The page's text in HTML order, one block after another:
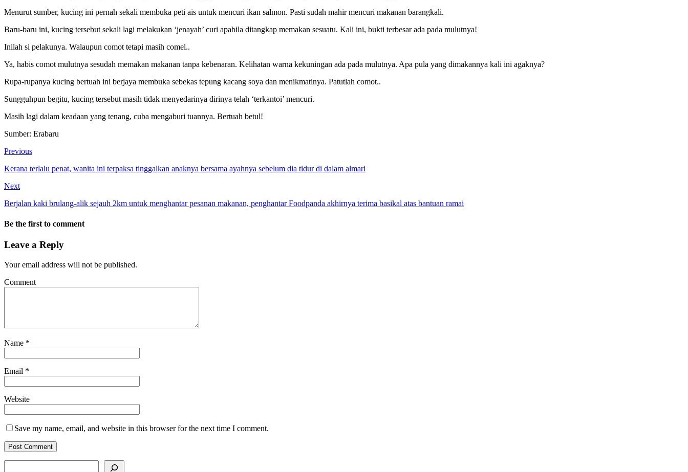
Menurut sumber, kucing ini pernah sekali membuka peti ais untuk mencuri ikan salmon. Pasti sudah mahir mencuri makanan barangkali.
Baru-baru ini, kucing tersebut sekali lagi melakukan ‘jenayah’ curi apabila ditangkap memakan sesuatu. Kali ini, bukti terbesar ada pada mulutnya!
Inilah si pelakunya. Walaupun comot tetapi masih comel..
Ya, habis comot mulutnya sesudah memakan makanan tanpa kebenaran. Kelihatan warna kekuningan ada pada mulutnya. Apa pula yang dimakannya kali ini agaknya?
Rupa-rupanya kucing bertuah ini berjaya membuka sebekas tepung kacang soya dan menikmatinya. Patutlah comot..
Sungguhpun begitu, kucing tersebut masih tidak menyedarinya dirinya telah ‘terkantoi’ mencuri.
Masih lagi dalam keadaan yang tenang, cuba mengaburi tuannya. Bertuah betul!
Sumber: Erabaru
Previous
Kerana terlalu penat, wanita ini terpaksa tinggalkan anaknya bersama ayahnya sebelum dia tidur di dalam almari
Next
Berjalan kaki brulang-alik sejauh 2km untuk menghantar pesanan makanan, penghantar Foodpanda akhirnya terima basikal atas bantuan ramai
Be the first to comment
Leave a Reply
Your email address will not be published.
Comment
Name *
Email *
Website
Save my name, email, and website in this browser for the next time I comment.